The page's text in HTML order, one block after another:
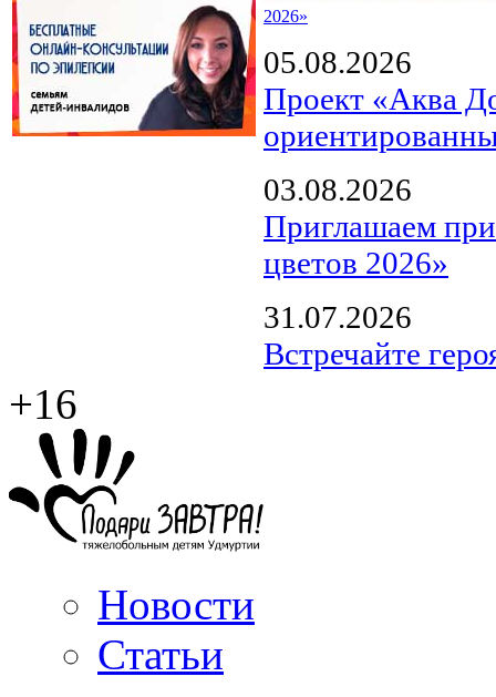
2026»
05.08.2026
Проект «Аква
03.08.2026
Приглашаем
цветов 2026»
31.07.2026
Встречайте
+16
Новости
Статьи